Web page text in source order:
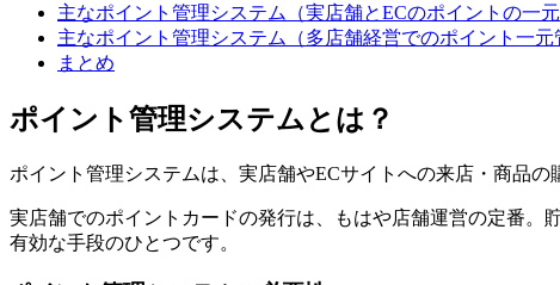
主なポイント管理システム（実店舗とECのポイントの一元
主なポイント管理システム（多店舗経営でのポイント一元
まとめ
ポイント管理システムとは？
ポイント管理システムは、実店舗やECサイトへの来店・商品
実店舗でのポイントカードの発行は、もはや店舗運営の定番。
有効な手段のひとつです。